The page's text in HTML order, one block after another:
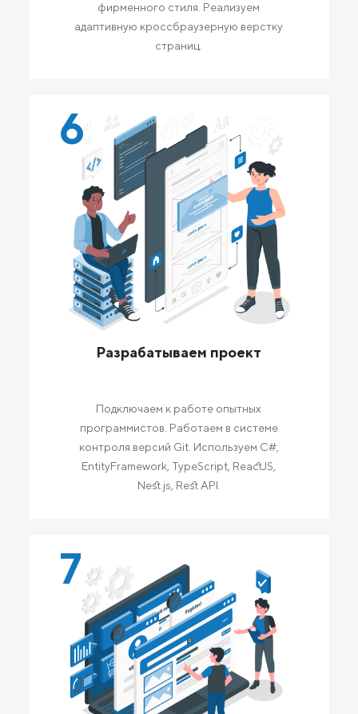
фирменного стиля. Реализуем
адаптивную кроссбраузерную верстку
страниц.
6
Разрабатываем проект
Подключаем к работе опытных
программистов. Работаем в системе
контроля версий Git. Используем C#,
EntityFramework, TypeScript, ReactJS,
Nest.js, Rest API.
7